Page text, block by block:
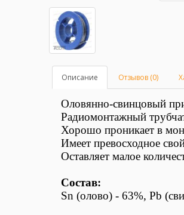
Описание Отзывов (0)
Оловянно-свинцовый
Радиомонтажный
Хорошо проникает в
Имеет превосходное
Оставляет малое
Состав:
Sn (олово) - 63%, Pb